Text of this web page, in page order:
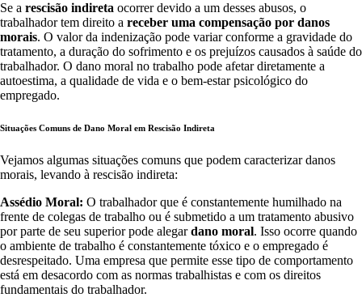
Se a rescisão indireta ocorrer devido a um desses abusos, o
trabalhador tem direito a receber uma compensação por danos
morais. O valor da indenização pode variar conforme a gravidade do
tratamento, a duração do sofrimento e os prejuízos causados à saúde do
trabalhador. O dano moral no trabalho pode afetar diretamente a
autoestima, a qualidade de vida e o bem-estar psicológico do
empregado.
Situações Comuns de Dano Moral em Rescisão Indireta
Vejamos algumas situações comuns que podem caracterizar danos
morais, levando à rescisão indireta:
Assédio Moral: O trabalhador que é constantemente humilhado na
frente de colegas de trabalho ou é submetido a um tratamento abusivo
por parte de seu superior pode alegardano moral. Isso ocorre quando
o ambiente de trabalho é constantemente tóxico e o empregado é
desrespeitado. Uma empresa que permite esse tipo de comportamento
está em desacordo com as normas trabalhistas e com os direitos
fundamentais do trabalhador.